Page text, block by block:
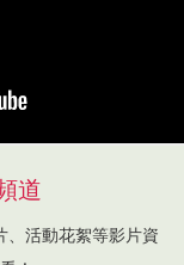
道
、活動花絮等影片資